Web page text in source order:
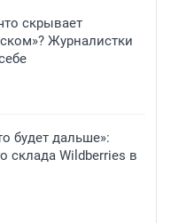
скрывает
Журналистки
будет дальше»:
склада Wildberries в